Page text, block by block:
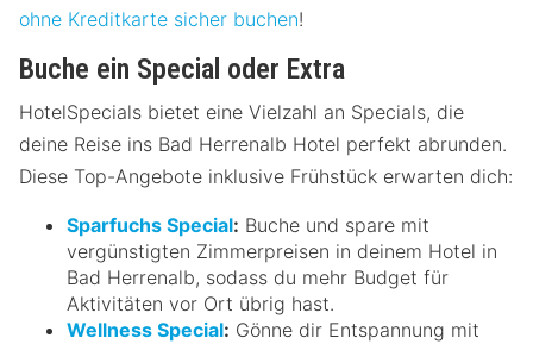
ohne Kreditkarte sicher buchen!
Buche ein Special oder Extra
HotelSpecials bietet eine Vielzahl an Specials, die
deine Reise ins Bad Herrenalb Hotel perfekt abrunden.
Diese Top-Angebote inklusive Frühstück erwarten dich:
Sparfuchs Special: Buche und spare mit
vergünstigten Zimmerpreisen in deinem Hotel in
Bad Herrenalb, sodass du mehr Budget für
Aktivitäten vor Ort übrig hast.
Wellness Special: Gönne dir Entspannung mit